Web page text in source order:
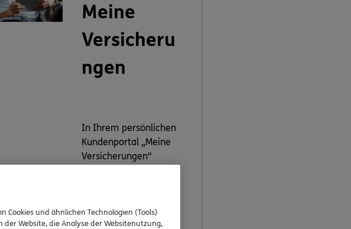
Meine
Versicheru
ngen
In Ihrem persönlichen
Kundenportal „Meine
Versicherungen“
verwalten.
Cookies und ähnlichen Technologien (Tools)
Website, die Analyse der Websitenutzung,